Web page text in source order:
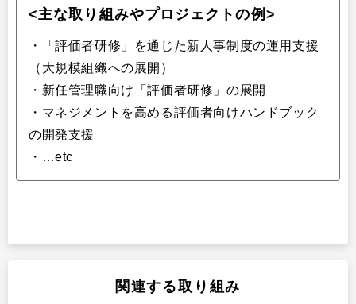
<主な取り組みやプロジェクトの例>
・「評価者研修」を通じた新人事制度の運用支援
（大規模組織への展開）
・新任管理職向け「評価者研修」の展開
・マネジメントを高める評価者向けハンドブック
の開発支援
・…etc
関連する取り組み